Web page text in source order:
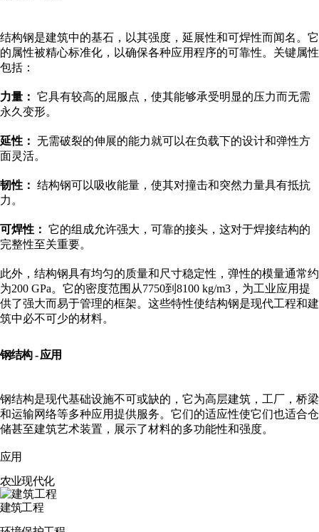
结构钢是建筑中的基石，以其强度，延展性和可焊性而闻名。它
的属性被精心标准化，以确保各种应用程序的可靠性。关键属性
包括：
力量： 它具有较高的屈服点，使其能够承受明显的压力而无需
永久变形。
延性： 无需破裂的伸展的能力就可以在负载下的设计和弹性方
面灵活。
韧性： 结构钢可以吸收能量，使其对撞击和突然力量具有抵抗
力。
可焊性： 它的组成允许强大，可靠的接头，这对于焊接结构的
完整性至关重要。
此外，结构钢具有均匀的质量和尺寸稳定性，弹性的模量通常约
为200 GPa。它的密度范围从7750到8100 kg/m3，为工业应用提
供了强大而易于管理的框架。这些特性使结构钢是现代工程和建
筑中必不可少的材料。
钢结构 - 应用
钢结构是现代基础设施不可或缺的，它为高层建筑，工厂，桥梁
和运输网络等多种应用提供服务。它们的适应性使它们也适合仓
储甚至建筑艺术装置，展示了材料的多功能性和强度。
应用
农业现代化
建筑工程